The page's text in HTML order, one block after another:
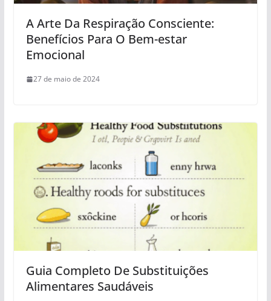
A Arte Da Respiração Consciente:
Benefícios Para O Bem-estar
Emocional
27 de maio de 2024
Guia Completo De Substituições
Alimentares Saudáveis